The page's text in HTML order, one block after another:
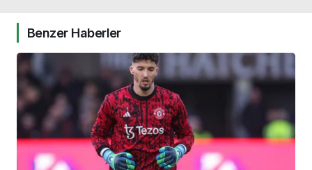
Benzer Haberler